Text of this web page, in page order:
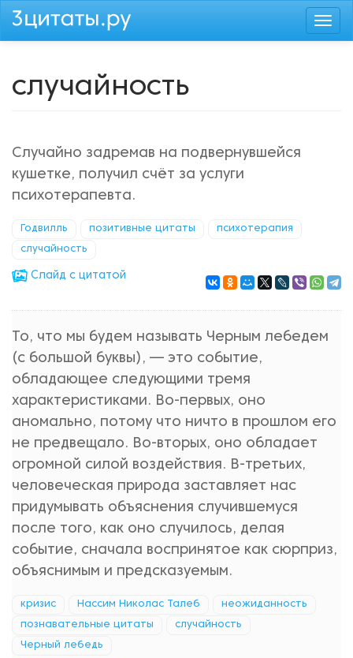
Перейти
случайность
Случайно задремав на подвернувшейся
кушетке, получил счёт за услуги
психотерапевта.
Годвилль позитивные цитаты психотерапия
случайность
Cлайд с цитатой
То, что мы будем называть Черным лебедем
(с большой буквы), — это событие,
обладающее следующими тремя
характеристиками. Во-первых, оно
аномально, потому что ничто в прошлом его
не предвещало. Во-вторых, оно обладает
огромной силой воздействия. В-третьих,
человеческая природа заставляет нас
придумывать объяснения случившемуся
после того, как оно случилось, делая
событие, сначала воспринятое как сюрприз,
объяснимым и предсказуемым.
кризис Нассим Николас Талеб неожиданность
познавательные цитаты случайность
Черный лебедь